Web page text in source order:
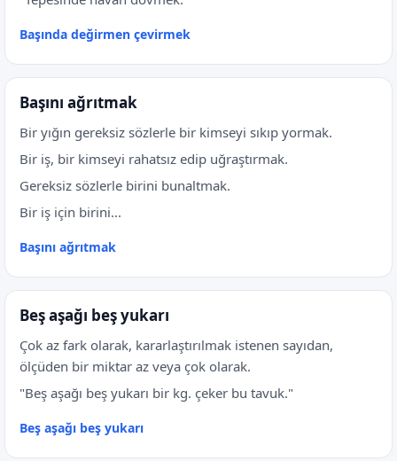
Başında değirmen çevirmek
Başını ağrıtmak
Bir yığın gereksiz sözlerle bir kimseyi sıkıp yormak.
Bir iş, bir kimseyi rahatsız edip uğraştırmak.
Gereksiz sözlerle birini bunaltmak.
Bir iş için birini...
Başını ağrıtmak
Beş aşağı beş yukarı
Çok az fark olarak, kararlaştırılmak istenen sayıdan,
ölçüden bir miktar az veya çok olarak.
"Beş aşağı beş yukarı bir kg. çeker bu tavuk."
Beş aşağı beş yukarı